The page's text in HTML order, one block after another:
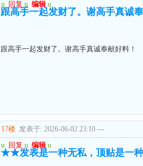
u 回复 u 编辑 u
跟高手一起发财了。谢高手真诚
跟高手一起发财了。谢高手真诚奉献好料！
17楼 发表于: 2026-06-02 23:10 ---
u 回复 u 编辑 u
★★发表是一种无私，顶贴是一